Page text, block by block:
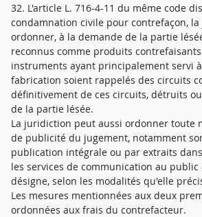
32. L'article L. 716-4-11 du même code
condamnation civile pour contrefaçon,
ordonner, à la demande de la partie
reconnus comme produits
instruments ayant principalement servi
fabrication soient rappelés des circuits
définitivement de ces circuits, détruits
de la partie lésée.
La juridiction peut aussi ordonner toute
de publicité du jugement, notamment
publication intégrale ou par extraits
les services de communication au
désigne, selon les modalités qu'elle
Les mesures mentionnées aux deux
ordonnées aux frais du contrefacteur.